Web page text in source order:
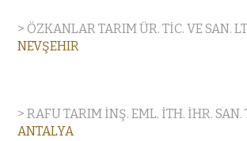
> ÖZKANLAR TARIM ÜR. TİC. VE SAN.
NEVŞEHIR
> RAFU TARIM İNŞ. EML. İTH. İHR. SAN.
ANTALYA